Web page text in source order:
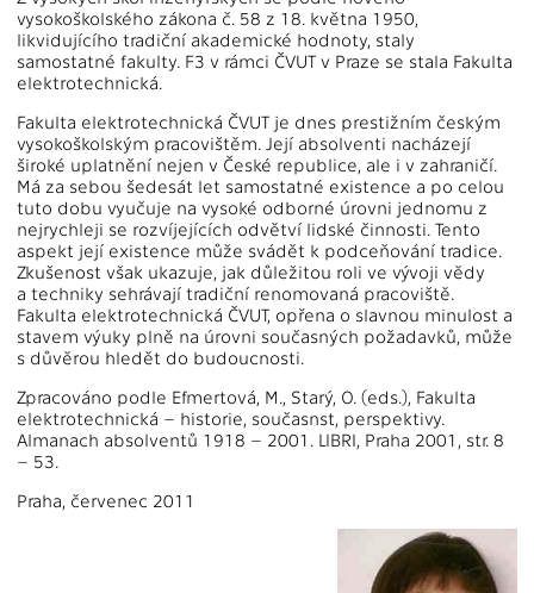
vysokoškolského zákona č. 58 z 18. května 1950,
likvidujícího tradiční akademické hodnoty, staly
samostatné fakulty. F3 v rámci ČVUT v Praze se stala Fakulta
elektrotechnická.
Fakulta elektrotechnická ČVUT je dnes prestižním českým
vysokoškolským pracovištěm. Její absolventi nacházejí
široké uplatnění nejen v České republice, ale i v zahraničí.
Má za sebou šedesát let samostatné existence a po celou
tuto dobu vyučuje na vysoké odborné úrovni jednomu z
nejrychleji se rozvíjejících odvětví lidské činnosti. Tento
aspekt její existence může svádět k podceňování tradice.
Zkušenost však ukazuje, jak důležitou roli ve vývoji vědy
a techniky sehrávají tradiční renomovaná pracoviště.
Fakulta elektrotechnická ČVUT, opřena o slavnou minulost a
stavem výuky plně na úrovni současných požadavků, může
s důvěrou hledět do budoucnosti.
Zpracováno podle Efmertová, M., Starý, O. (eds.), Fakulta
elektrotechnická – historie, současnst, perspektivy.
Almanach absolventů 1918 – 2001. LIBRI, Praha 2001, str. 8
– 53.
Praha, červenec 2011